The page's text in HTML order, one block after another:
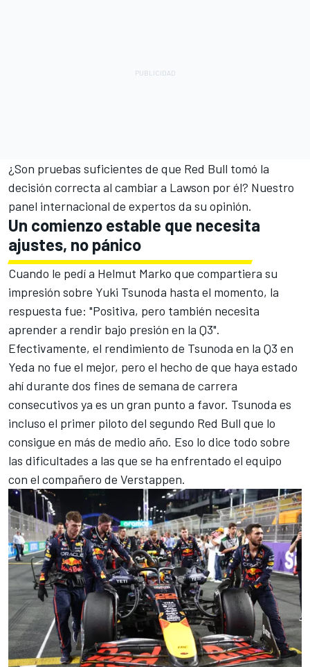
¿Son pruebas suficientes de que Red Bull tomó la
decisión correcta al cambiar a Lawson por él? Nuestro
panel internacional de expertos da su opinión.
Un comienzo estable que necesita
ajustes, no pánico
Cuando le pedí a Helmut Marko que compartiera su
impresión sobre Yuki Tsunoda hasta el momento, la
respuesta fue: "Positiva, pero también necesita
aprender a rendir bajo presión en la Q3".
Efectivamente, el rendimiento de Tsunoda en la Q3 en
Yeda no fue el mejor, pero el hecho de que haya estado
ahí durante dos fines de semana de carrera
consecutivos ya es un gran punto a favor. Tsunoda es
incluso el primer piloto del segundo Red Bull que lo
consigue en más de medio año. Eso lo dice todo sobre
las dificultades a las que se ha enfrentado el equipo
con el compañero de Verstappen.